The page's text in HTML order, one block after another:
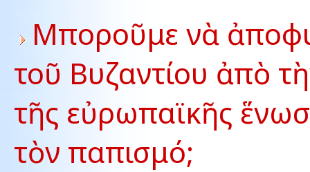
Μποροῦμε νὰ
τοῦ Βυζαντίου ἀπὸ
τῆς εὐρωπαϊκῆς
τὸν παπισμό;